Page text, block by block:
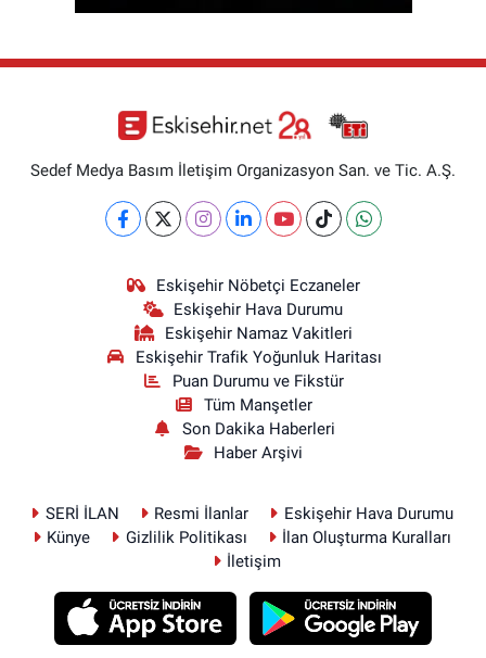
Sedef Medya Basım İletişim Organizasyon San. ve Tic. A.Ş.
Eskişehir Nöbetçi Eczaneler
Eskişehir Hava Durumu
Eskişehir Namaz Vakitleri
Eskişehir Trafik Yoğunluk Haritası
Puan Durumu ve Fikstür
Tüm Manşetler
Son Dakika Haberleri
Haber Arşivi
SERİ İLAN Resmi İlanlar
Eskişehir Hava Durumu
Künye
Gizlilik Politikası
İlan Oluşturma Kuralları
İletişim